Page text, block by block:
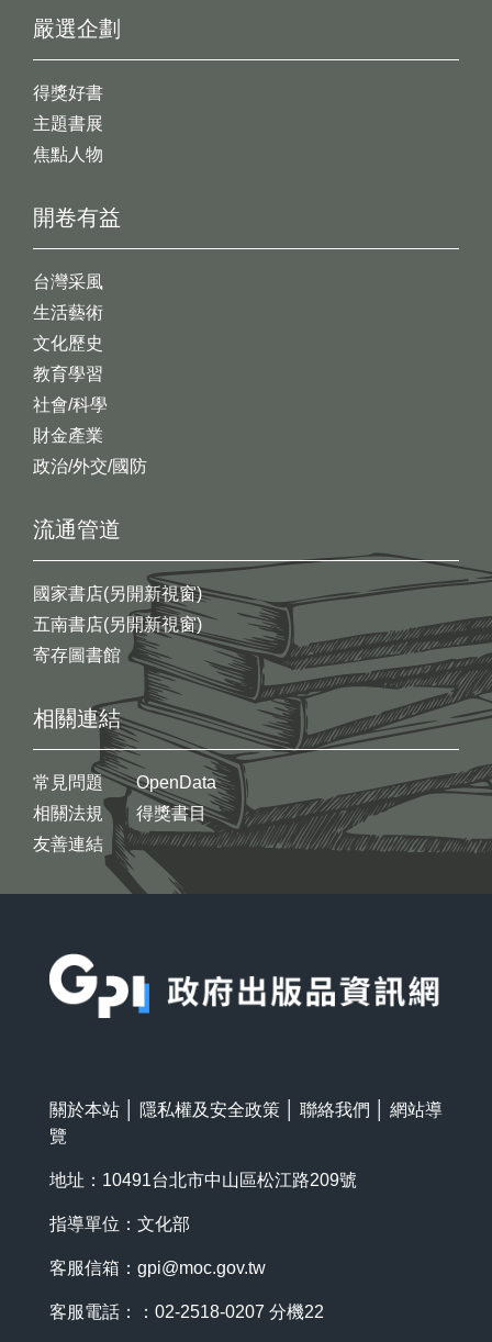
開卷有益
台灣采風
生活藝術
文化歷史
教育學習
社會/科學
財金產業
政治/外交/國防
嚴選企劃
得獎好書
主題書展
焦點人物
流通管道
國家書店(另開新視窗)
五南書店(另開新視窗)
寄存圖書館
相關連結
常見問題
相關法規
友善連結
OpenData
得獎書目
關於本站 隱私權及安全政策 聯絡我們
網站導
覽
地址：10491台北市中山區松江路209號
指導單位：文化部
客服信箱： gpi@moc.gov.tw
客服電話：：02-2518-0207 分機22